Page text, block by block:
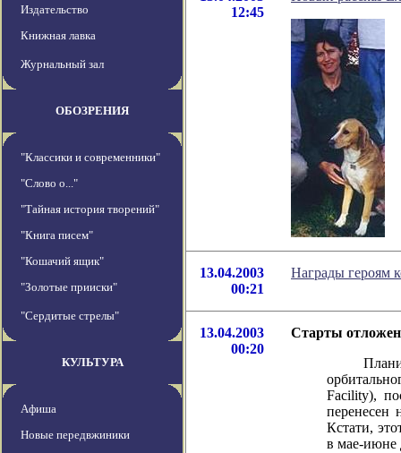
Издательство
Книжная лавка
Журнальный зал
ОБОЗРЕНИЯ
"Классики и современники"
"Слово о..."
"Тайная история творений"
"Книга писем"
"Кошачий ящик"
"Золотые прииски"
"Сердитые стрелы"
КУЛЬТУРА
Афиша
Новые передвжиники
12:45
13.04.2003
00:21
Награды героям
13.04.2003
00:20
Старты
Facility),
перенесен
Кстати,
в мае-июне